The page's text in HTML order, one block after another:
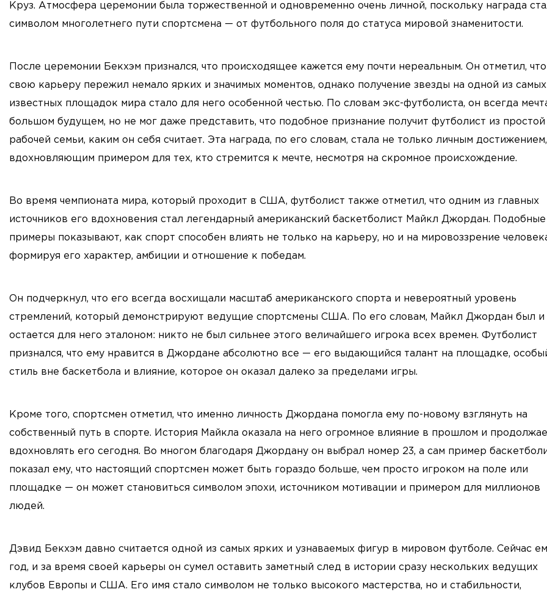
Круз. Атмосфера церемонии была торжественной и одновременно очень личной, поскольку награда
символом многолетнего пути спортсмена — от футбольного поля до статуса мировой знаменитости.
После церемонии Бекхэм признался, что происходящее кажется ему почти нереальным. Он отметил, что
свою карьеру пережил немало ярких и значимых моментов, однако получение звезды на одной из самых
известных площадок мира стало для него особенной честью. По словам экс-футболиста, он всегда
большом будущем, но не мог даже представить, что подобное признание получит футболист из простой
рабочей семьи, каким он себя считает. Эта награда, по его словам, стала не только личным
вдохновляющим примером для тех, кто стремится к мечте, несмотря на скромное происхождение.
Во время чемпионата мира, который проходит в США, футболист также отметил, что одним из главных
источников его вдохновения стал легендарный американский баскетболист Майкл Джордан. Подобные
примеры показывают, как спорт способен влиять не только на карьеру, но и на мировоззрение
формируя его характер, амбиции и отношение к победам.
Он подчеркнул, что его всегда восхищали масштаб американского спорта и невероятный уровень
стремлений, который демонстрируют ведущие спортсмены США. По его словам, Майкл Джордан был и
остается для него эталоном: никто не был сильнее этого величайшего игрока всех времен. Футболист
признался, что ему нравится в Джордане абсолютно все — его выдающийся талант на площадке,
стиль вне баскетбола и влияние, которое он оказал далеко за пределами игры.
Кроме того, спортсмен отметил, что именно личность Джордана помогла ему по-новому взглянуть на
собственный путь в спорте. История Майкла оказала на него огромное влияние в прошлом и
вдохновлять его сегодня. Во многом благодаря Джордану он выбрал номер 23, а сам пример
показал ему, что настоящий спортсмен может быть гораздо больше, чем просто игроком на поле или
площадке — он может становиться символом эпохи, источником мотивации и примером для миллионов
людей.
Дэвид Бекхэм давно считается одной из самых ярких и узнаваемых фигур в мировом футболе. Сейчас
год, и за время своей карьеры он сумел оставить заметный след в истории сразу нескольких ведущих
клубов Европы и США. Его имя стало символом не только высокого мастерства, но и стабильности,